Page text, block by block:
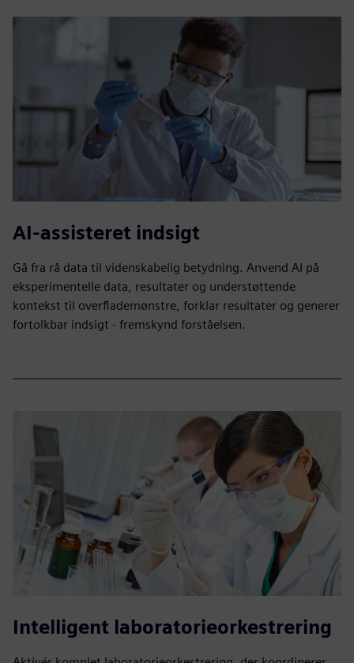
AI-assisteret indsigt
Gå fra rå data til videnskabelig betydning. Anvend AI på
eksperimentelle data, resultater og understøttende
kontekst til overflademønstre, forklar resultater og generer
fortolkbar indsigt - fremskynd forståelsen.
Intelligent laboratorieorkestrering